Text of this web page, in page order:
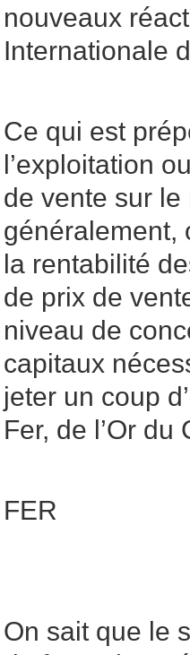
nouveaux
Internationale
Ce qui est
l’exploitation
de vente sur
généralement,
la rentabilité
de prix de
niveau de
capitaux
jeter un coup
Fer, de l’Or du
FER
On sait que le